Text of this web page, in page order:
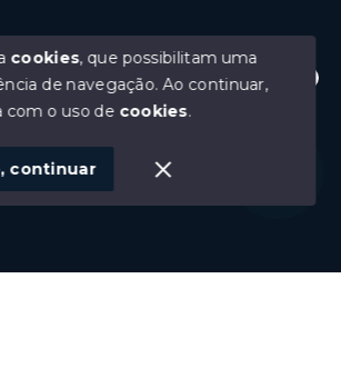
Estamos disponíveis para te ajudar.
- Gramado Class - Todos os direitos
cookies, que possibilitam uma
de navegação.Ao continuar,
com o uso de cookies.
continuar